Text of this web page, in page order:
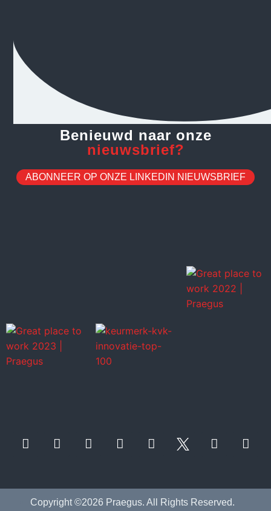
Benieuwd naar onze
nieuwsbrief?
ABONNEER OP ONZE LINKEDIN NIEUWSBRIEF
Copyright ©2026 Praegus. All Rights Reserved.